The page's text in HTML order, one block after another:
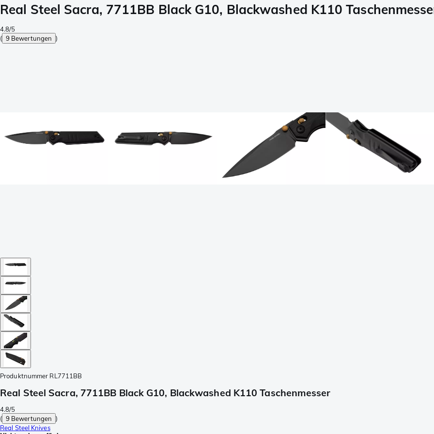
Real Steel Sacra, 7711BB Black G10, Blackwashed K110
4.8/5
( 9 Bewertungen )
Produktnummer RL7711BB
Real Steel Sacra, 7711BB Black G10, Blackwashed K110 Taschenmesser
4.8/5
( 9 Bewertungen )
Real Steel Knives